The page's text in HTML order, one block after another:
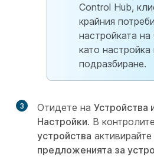
Control Hub,
крайния
настройката
като настройка
подразбиране.
3 Отидете на Устройства
Настройки. В контролите
устройства
предложенията за